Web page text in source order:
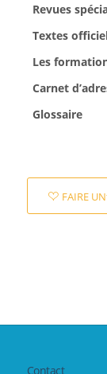
Revues
Textes
Les
Carnet
Glossaire
FAIRE
Contact